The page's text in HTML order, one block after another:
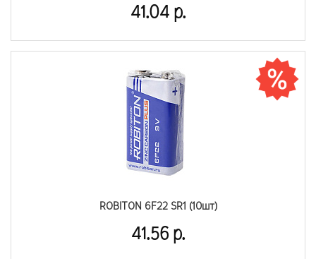
41.04 р.
ROBITON 6F22 SR1 (10шт)
41.56 р.